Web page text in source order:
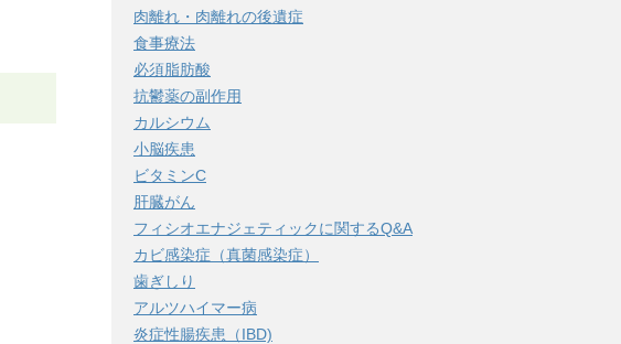
肉離れ・肉離れの後遺症
食事療法
必須脂肪酸
抗鬱薬の副作用
カルシウム
小脳疾患
ビタミンC
肝臓がん
フィシオエナジェティックに関するQ&A
カビ感染症（真菌感染症）
歯ぎしり
アルツハイマー病
炎症性腸疾患（IBD)